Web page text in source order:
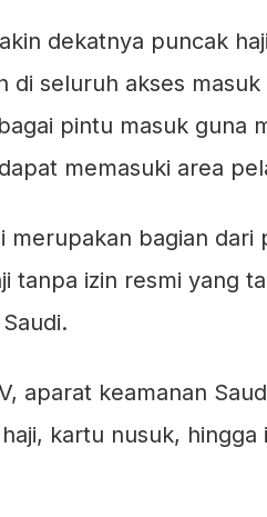
dekatnya puncak
di seluruh akses
pintu masuk guna
memasuki area
merupakan bagian dari
tanpa izin resmi yang
aparat keamanan
kartu nusuk,